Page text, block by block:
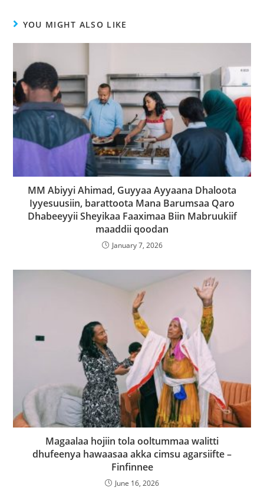
YOU MIGHT ALSO LIKE
MM Abiyyi Ahimad, Guyyaa Ayyaana Dhaloota
Iyyesuusiin, barattoota Mana Barumsaa Qaro
Dhabeeyyii Sheyikaa Faaximaa Biin Mabruukiif
maaddii qoodan
January 7, 2026
Magaalaa hojiin tola ooltummaa walitti
dhufeenya hawaasaa akka cimsu agarsiifte –
Finfinnee
June 16, 2026